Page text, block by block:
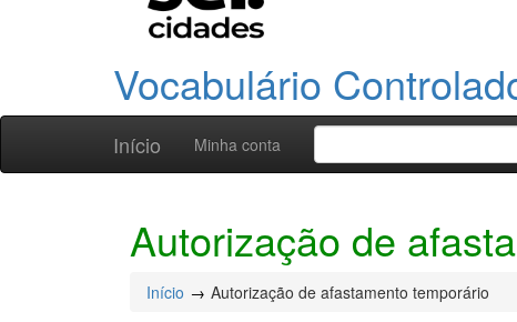
Vocabulário
Início Minha conta
Autorização de
Início Autorização de afastamento temporário